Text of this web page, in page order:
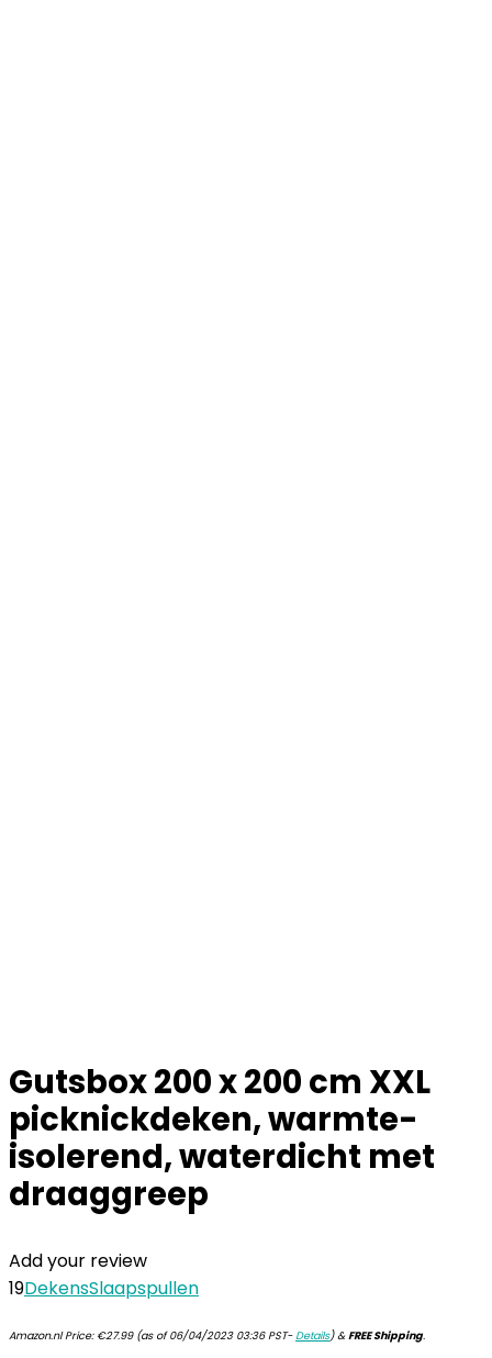
Gutsbox 200 x 200 cm XXL
picknickdeken, warmte-
isolerend, waterdicht met
draaggreep
Add your review
19DekensSlaapspullen
Amazon.nl Price: €27.99(as of 06/04/2023 03:36 PST-Details)&FREE Shipping.